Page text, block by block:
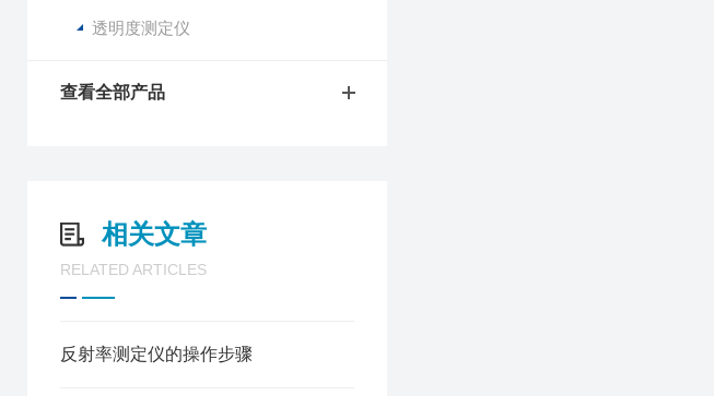
透明度测定仪
查看全部产品
相关文章
RELATED ARTICLES
反射率测定仪的操作步骤